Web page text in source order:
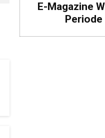
E-Magazine